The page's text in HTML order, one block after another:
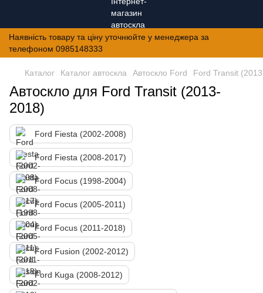
Наявність товару та ціну уточнюйте у менеджера за
телефоном 0985148333
Каталог Каталог автоскла Автоскло Ford Ford Transit
Автоскло для Ford Transit (2013-
2018)
Ford Fiesta (2002-2008)
Ford Fiesta (2008-2017)
Ford Focus (1998-2004)
Ford Focus (2005-2011)
Ford Focus (2011-2018)
Ford Fusion (2002-2012)
Ford Kuga (2008-2012)